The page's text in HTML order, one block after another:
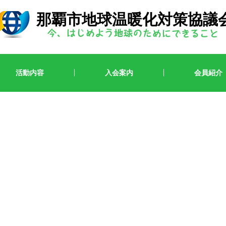
那覇市地球温暖化対策協議
活動内容 入会案内 会員紹介